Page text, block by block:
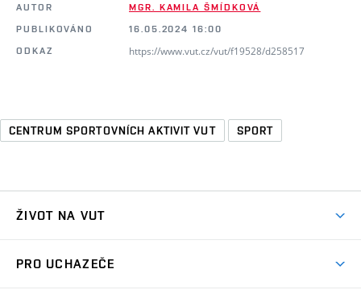
AUTOR
MGR. KAMILA ŠMÍDKOVÁ
PUBLIKOVÁNO
16.05.2024 16:00
ODKAZ
https://www.vut.cz/vut/f19528/d258517
CENTRUM SPORTOVNÍCH AKTIVIT VUT SPORT
ŽIVOT NA VUT
PRO UCHAZEČE